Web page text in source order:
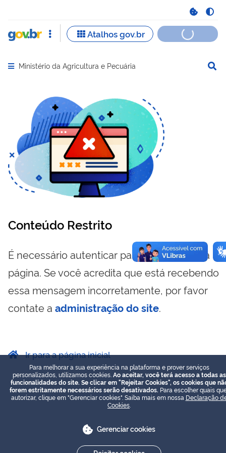
Abrir menu principal de navegação
Ministério da Agricultura e Pecuária
Conteúdo Restrito
É necessário autenticar para visualizar essa
página. Se você acredita que está recebendo
essa mensagem incorretamente, por favor
contate a administração do site.
Ir para a página inicial
Para melhorar a sua experiência na plataforma e prover serviços
personalizados, utilizamos cookies. Ao aceitar, você terá acesso a todas as
funcionalidades do site. Se clicar em "Rejeitar Cookies", os cookies que
forem estritamente necessários serão desativados. Para escolher quais
autorizar, clique em "Gerenciar cookies". Saiba mais em nossa Declaração
Cookies
Gerenciar cookies